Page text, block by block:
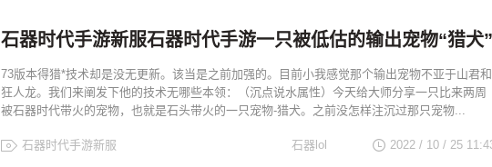
石器时代手游新服石器时代手游一只被低估的输出宠物“猎犬”
73版本得猎*技术却是没无更新。该当是之前加强的。目前小我感觉那个输出宠物不亚于山君和
狂人龙。我们来阐发下他的技术无哪些本领：（沉点说水属性）今天给大师分享一只比来两周
被石器时代带火的宠物，也就是石头带火的一只宠物-猎犬。之前没怎样注沉过那只宠物...
石器时代手游新服 2022 / 10 / 25
石器lol